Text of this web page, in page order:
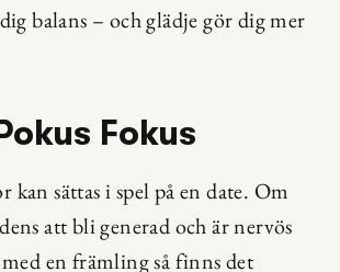
balans – och glädje gör dig mer
Fokus
kan sättas i spel på en date. Om
att bli generad och är nervös
en främling så finns det